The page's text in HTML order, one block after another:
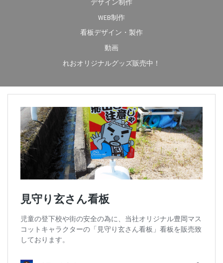
デザイン制作
WEB制作
看板デザイン・製作
動画
れおオリジナルグッズ販売中！